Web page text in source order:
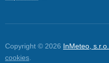
Copyright © 2026 InMeteo, s.r.o.
cookies.